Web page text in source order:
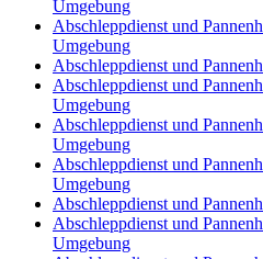
Umgebung
Abschleppdienst und
Umgebung
Abschleppdienst und
Abschleppdienst und
Umgebung
Abschleppdienst und
Umgebung
Abschleppdienst und
Umgebung
Abschleppdienst und
Abschleppdienst und
Umgebung